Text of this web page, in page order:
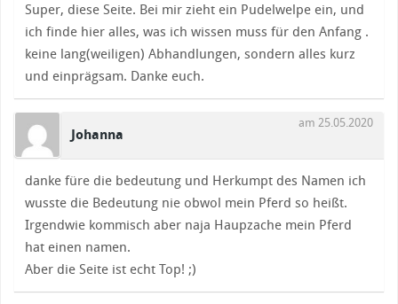
Super, diese Seite. Bei mir zieht ein Pudelwelpe ein, und
ich finde hier alles, was ich wissen muss für den Anfang .
keine lang(weiligen) Abhandlungen, sondern alles kurz
und einprägsam. Danke euch.
Johanna
am 25.05.2020
danke füre die bedeutung und Herkumpt des Namen ich
wusste die Bedeutung nie obwol mein Pferd so heißt.
Irgendwie kommisch aber naja Haupzache mein Pferd
hat einen namen.
Aber die Seite ist echt Top! ;)